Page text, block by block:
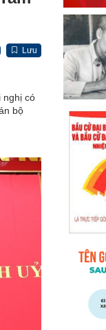
Lưu
nghị có
bộ